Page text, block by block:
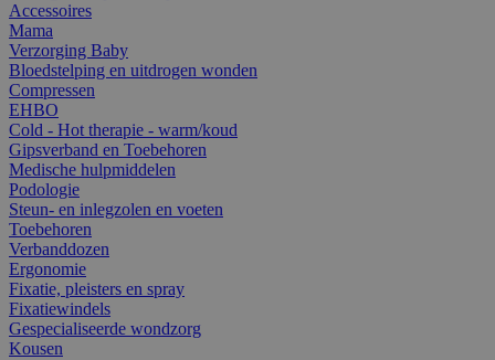
Accessoires
Mama
Verzorging Baby
Bloedstelping en uitdrogen wonden
Compressen
EHBO
Cold - Hot therapie - warm/koud
Gipsverband en Toebehoren
Medische hulpmiddelen
Podologie
Steun- en inlegzolen en voeten
Toebehoren
Verbanddozen
Ergonomie
Fixatie, pleisters en spray
Fixatiewindels
Gespecialiseerde wondzorg
Kousen